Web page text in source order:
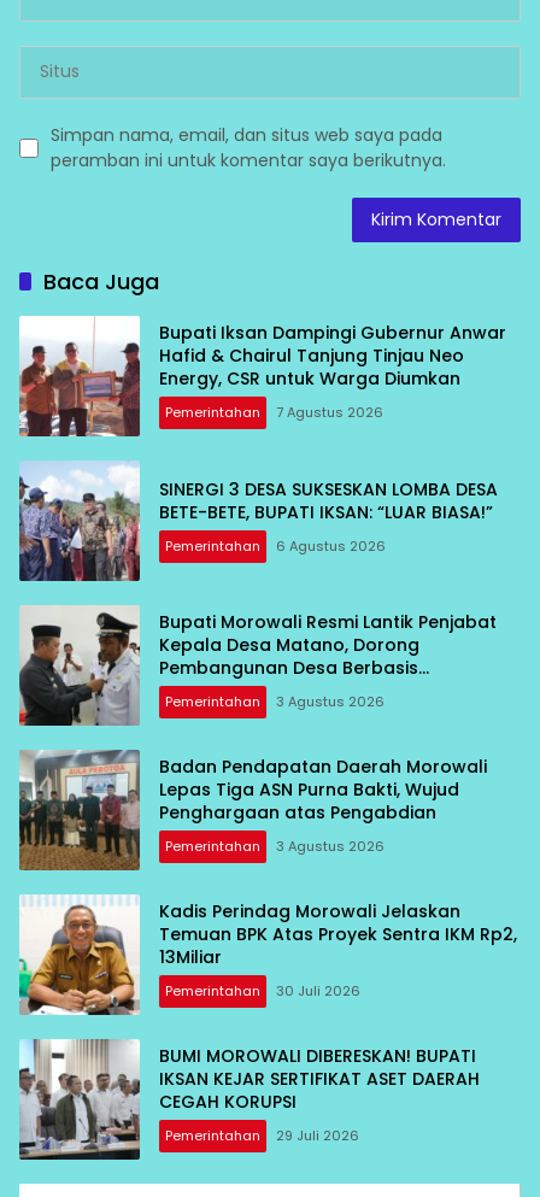
Simpan nama, email, dan situs web saya pada
peramban ini untuk komentar saya berikutnya.
Baca Juga
Bupati Iksan Dampingi Gubernur Anwar
Hafid & Chairul Tanjung Tinjau Neo
Energy, CSR untuk Warga Diumkan
Pemerintahan 7 Agustus 2026
SINERGI 3 DESA SUKSESKAN LOMBA DESA
BETE-BETE, BUPATI IKSAN: “LUAR BIASA!”
Pemerintahan 6 Agustus 2026
Bupati Morowali Resmi Lantik Penjabat
Kepala Desa Matano, Dorong
Pembangunan Desa Berbasis
Kebersamaan
Pemerintahan 3 Agustus 2026
Badan Pendapatan Daerah Morowali
Lepas Tiga ASN Purna Bakti, Wujud
Penghargaan atas Pengabdian
Pemerintahan 3 Agustus 2026
Kadis Perindag Morowali Jelaskan
Temuan BPK Atas Proyek Sentra IKM Rp2,
13Miliar
Pemerintahan 30 Juli 2026
BUMI MOROWALI DIBERESKAN! BUPATI
IKSAN KEJAR SERTIFIKAT ASET DAERAH
CEGAH KORUPSI
Pemerintahan 29 Juli 2026